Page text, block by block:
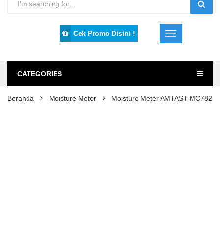
Cek Promo Disini !
CATEGORIES
Beranda Moisture Meter Moisture Meter AMTAST